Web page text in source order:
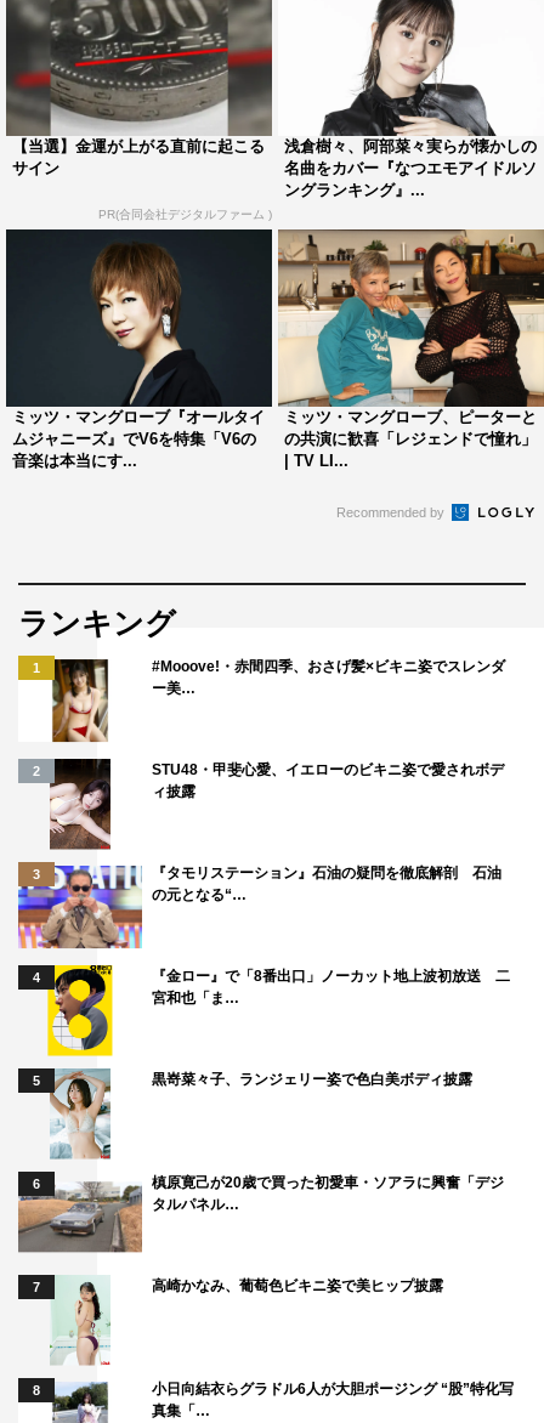
遅れで届く『明星』とかが5000円ぐらいするのを、クラ
スのみんなでお金を出し合って１冊買って、穴が開くくら
い見ていた」と告白した。
最後にミッツは「テレビ局の垣根を超えて、いろんな番組
を取り上げていて。マニアックな番組もあって、勉強にな
った番組もありました。知っている世代が見た時と、知ら
ない世代が見た時で抱く感情が違うのかもしれませんが、
ツッコミどころが満載だと思います」と番組の見どころを
スカパー！なつエモ天国TV特別番組『＃なつエモ』（無
料放送）
2021年10月30日（土）、31日（日）後8・00～
出演者：プチ鹿島、ミッツ・マングローブ、大槻ケンヂほ
スカパー！なつエモ天国TV：
https://promo.skyperfecttv.co.jp/natsuemo/
【当選】金運が上がる直前に起こる
サイン
PR(合同会社デジタルファーム )
浅倉樹々、阿部菜々実らが懐かしの
名曲をカバー『なつエモアイドルソ
ングランキング』...
ミッツ・マングローブ『オールタイ
ムジャニーズ』でV6を特集「V6の
音楽は本当にす...
ミッツ・マングローブ、ピーターと
の共演に歓喜「レジェンドで憧れ」
| TV LI...
Recommended by
ランキング
1
#Mooove!・赤間四季、おさげ髪×ビキニ姿でスレンダ
ー美…
2
STU48・甲斐心愛、イエローのビキニ姿で愛されボデ
ィ披露
3
『タモリステーション』石油の疑問を徹底解剖 石油
の元となる“…
4
『金ロー』で「8番出口」ノーカット地上波初放送 二
宮和也「ま…
5 黒嵜菜々子、ランジェリー姿で色白美ボディ披露
6
槙原寛己が20歳で買った初愛車・ソアラに興奮「デジ
タルパネル…
7 高崎かなみ、葡萄色ビキニ姿で美ヒップ披露
8
小日向結衣らグラドル6人が大胆ポージング “股”特化写
真集「…